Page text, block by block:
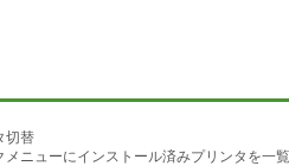
切替
ニューにインストール済みプリンタを一覧